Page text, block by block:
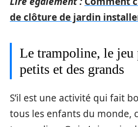
de clôture de jardin
Le trampoline, le jeu
petits et des grands
S’il est une activité qui fait
tous les enfants du monde,